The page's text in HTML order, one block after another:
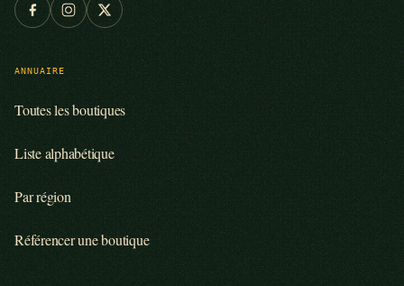
ANNUAIRE
Toutes les boutiques
Liste alphabétique
Par région
Référencer une boutique